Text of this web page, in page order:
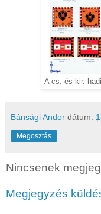
A cs. és kir.
Bánsági Andor dátum:
Megosztás
Nincsenek
Megjegyzés